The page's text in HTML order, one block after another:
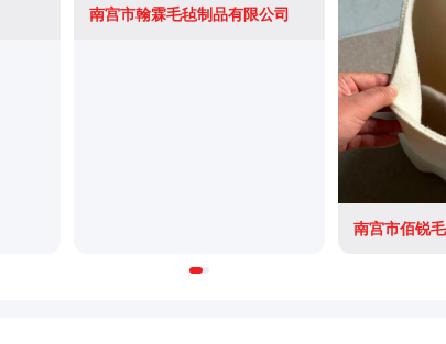
南宫市翰霖毛毡制品有限公司
南宫市佰锐